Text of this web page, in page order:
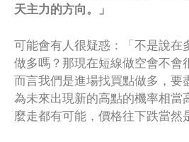
天主力的方向。」
可能會有人很疑惑：「不是說在
做多嗎？那現在短線做空會不會
而言我們是進場找買點做多，要
為未來出現新的高點的機率相當
麼走都有可能，價格往下跌當然